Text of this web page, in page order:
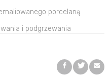
porcelaną
i podgrzewania